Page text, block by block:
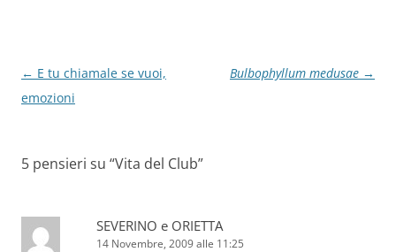
Navigazione
articolo
← E tu chiamale se vuoi,
emozioni
Bulbophyllum medusae →
5 pensieri su “Vita del Club”
SEVERINO e ORIETTA
14 Novembre, 2009 alle 11:25